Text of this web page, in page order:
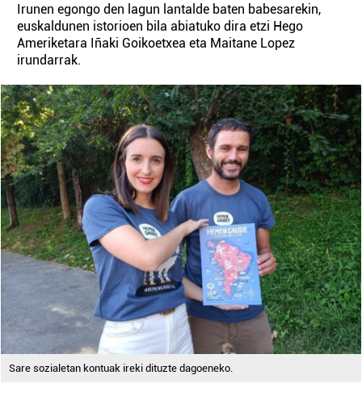
Irunen egongo den lagun lantalde baten babesarekin,
euskaldunen istorioen bila abiatuko dira etzi Hego
Ameriketara Iñaki Goikoetxea eta Maitane Lopez
irundarrak.
Sare sozialetan kontuak ireki dituzte dagoeneko.